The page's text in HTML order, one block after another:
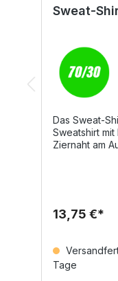
Sweat-
Das Sweat-
Sweatshirt mit
Ziernaht am
Schwarz,
13,75 €*
Tage